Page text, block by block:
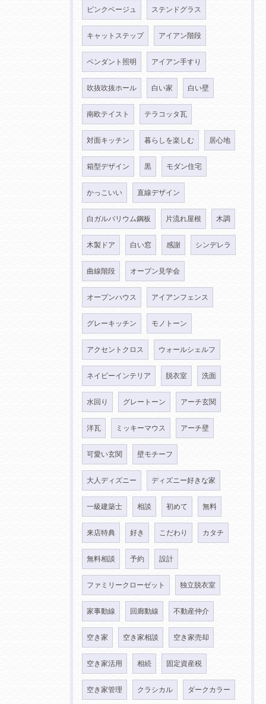
ピンクベージュ ステンドグラス
キャットステップ アイアン階段
ペンダント照明 アイアン手すり
吹抜吹抜ホール 白い家 白い壁
南欧テイスト テラコッタ瓦
対面キッチン 暮らしを楽しむ 居心地
箱型デザイン 黒 モダン住宅
かっこいい 直線デザイン
白ガルバリウム鋼板 片流れ屋根 木調
木製ドア 白い窓 感謝 シンデレラ
曲線階段 オープン見学会
オープンハウス アイアンフェンス
グレーキッチン モノトーン
アクセントクロス ウォールシェルフ
ネイビーインテリア 脱衣室 洗面
水回り グレートーン アーチ玄関
洋瓦 ミッキーマウス アーチ壁
可愛い玄関 壁モチーフ
大人ディズニー ディズニー好きな家
一級建築士 相談 初めて 無料
来店特典 好き こだわり カタチ
無料相談 予約 設計
ファミリークローゼット 独立脱衣室
家事動線 回廊動線 不動産仲介
空き家 空き家相談 空き家売却
空き家活用 相続 固定資産税
空き家管理 クラシカル ダークカラー